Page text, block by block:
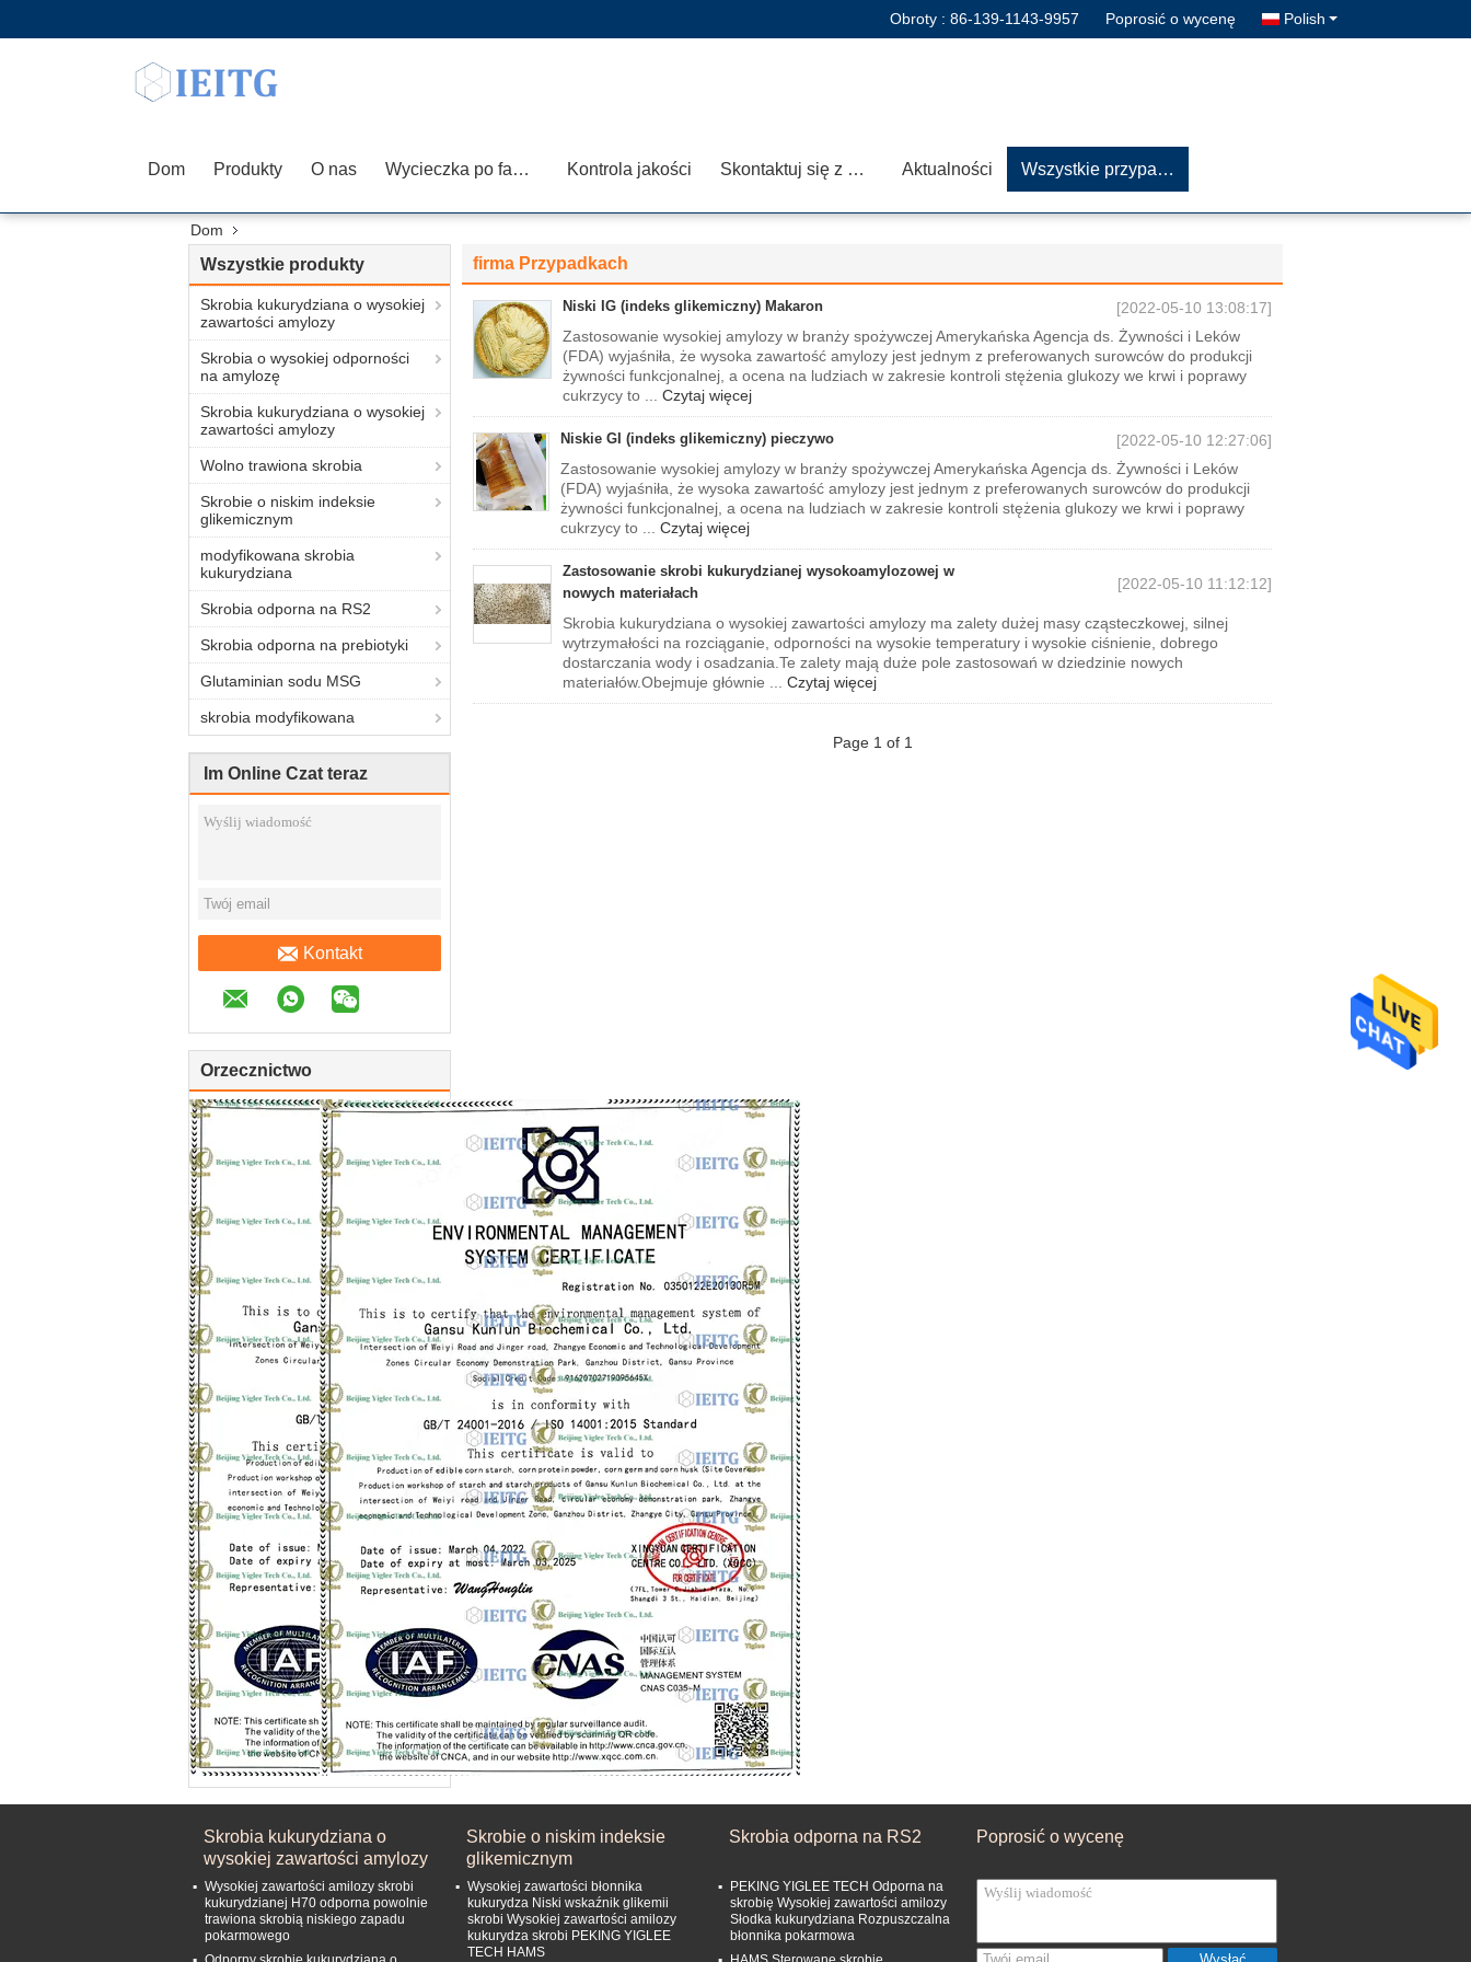
Obroty : 86-139-1143-9957 Poprosić o wycenę Polish
Dom Produkty O nas Wycieczka po fabryce Kontrola jakości Skontaktuj się z nami Aktualności Wszystkie przypadki
Dom
Wszystkie produkty
Skrobia kukurydziana o wysokiej
zawartości amylozy
Skrobia o wysokiej odporności
na amylozę
Skrobia kukurydziana o wysokiej
zawartości amylozy
Wolno trawiona skrobia
Skrobie o niskim indeksie
glikemicznym
modyfikowana skrobia
kukurydziana
Skrobia odporna na RS2
Skrobia odporna na prebiotyki
Glutaminian sodu MSG
skrobia modyfikowana
Im Online Czat teraz
Kontakt
Orzecznictwo
firma Przypadkach
Niski IG (indeks glikemiczny) Makaron
[2022-05-10 13:08:17]
Zastosowanie wysokiej amylozy w branży spożywczej Amerykańska Agencja ds. Żywności i Leków
(FDA) wyjaśniła, że ​​wysoka zawartość amylozy jest jednym z preferowanych surowców do produkcji
żywności funkcjonalnej, a ocena na ludziach w zakresie kontroli stężenia glukozy we krwi i poprawy
cukrzycy to ... Czytaj więcej
Niskie GI (indeks glikemiczny) pieczywo
[2022-05-10 12:27:06]
Zastosowanie wysokiej amylozy w branży spożywczej Amerykańska Agencja ds. Żywności i Leków
(FDA) wyjaśniła, że ​​wysoka zawartość amylozy jest jednym z preferowanych surowców do produkcji
żywności funkcjonalnej, a ocena na ludziach w zakresie kontroli stężenia glukozy we krwi i poprawy
cukrzycy to ... Czytaj więcej
Zastosowanie skrobi kukurydzianej wysokoamylozowej w
nowych materiałach
[2022-05-10 11:12:12]
Skrobia kukurydziana o wysokiej zawartości amylozy ma zalety dużej masy cząsteczkowej, silnej
wytrzymałości na rozciąganie, odporności na wysokie temperatury i wysokie ciśnienie, dobrego
dostarczania wody i osadzania.Te zalety mają duże pole zastosowań w dziedzinie nowych
materiałów.Obejmuje głównie ... Czytaj więcej
Page 1 of 1
Skrobia kukurydziana o
wysokiej zawartości amylozy
Wysokiej zawartości amilozy skrobi
kukurydzianej H70 odporna powolnie
trawiona skrobią niskiego zapadu
pokarmowego
Skrobie o niskim indeksie
glikemicznym
Wysokiej zawartości błonnika
kukurydza Niski wskaźnik glikemii
skrobi Wysokiej zawartości amilozy
kukurydza skrobi PEKING YIGLEE
TECH HAMS
Skrobia odporna na RS2
PEKING YIGLEE TECH Odporna na
skrobię Wysokiej zawartości amilozy
Słodka kukurydziana Rozpuszczalna
błonnika pokarmowa
Poprosić o wycenę